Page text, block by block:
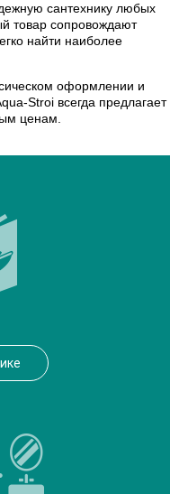
сантехнику любых
товар сопровождают
найти наиболее
оформлении и
Stroi всегда предлагает
ценам.